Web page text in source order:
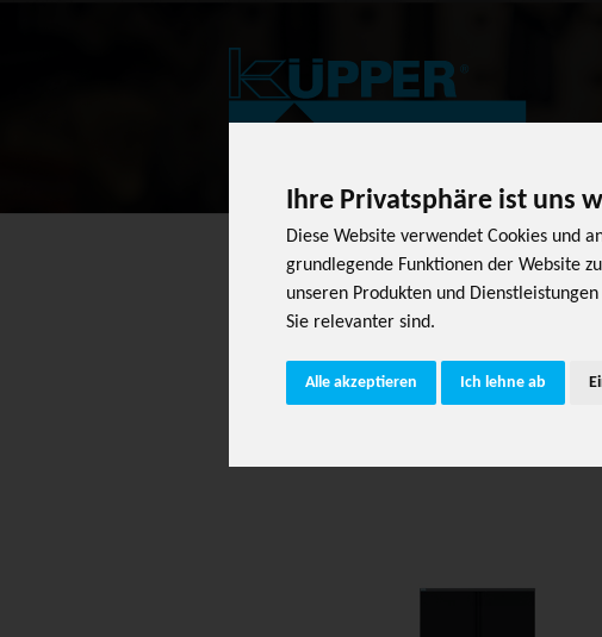
Ihre Privatsphäre ist uns
Diese Website verwendet Cookies und
grundlegende Funktionen der Website
unseren Produkten und
Sie relevanter sind.
Alle akzeptieren Ich lehne ab
powered